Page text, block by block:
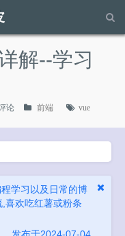
解--学习
论 前端 vue
学习以及日常的博
喜欢吃红薯或粉条